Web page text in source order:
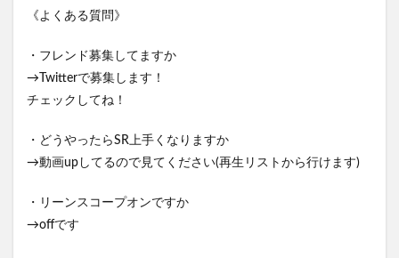
《よくある質問》
・フレンド募集してますか
→Twitterで募集します！
チェックしてね！
・どうやったらSR上手くなりますか
→動画upしてるので見てください(再生リストから行けます)
・リーンスコープオンですか
→offです